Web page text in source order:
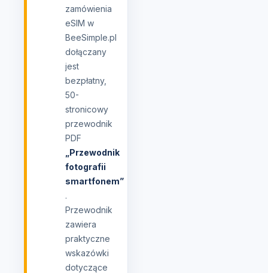
zamówienia
eSIM w
BeeSimple.pl
dołączany
jest
bezpłatny,
50-
stronicowy
przewodnik
PDF
„Przewodnik
fotografii
smartfonem”
.
Przewodnik
zawiera
praktyczne
wskazówki
dotyczące